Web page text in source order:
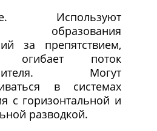
Используют
образования
за препятствием,
огибает поток
Могут
в системах
с горизонтальной и
разводкой.